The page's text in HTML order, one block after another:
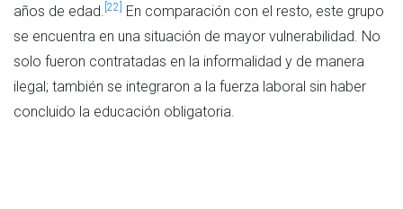
años de edad. [22]
En comparación con el resto, este grupo
se encuentra en una situación de mayor vulnerabilidad. No
solo fueron contratadas en la informalidad y de manera
ilegal; también se integraron a la fuerza laboral sin haber
concluido la educación obligatoria.